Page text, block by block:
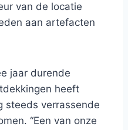
van de locatie
aan artefacten
jaar durende
heeft
steeds verrassende
“Een van onze